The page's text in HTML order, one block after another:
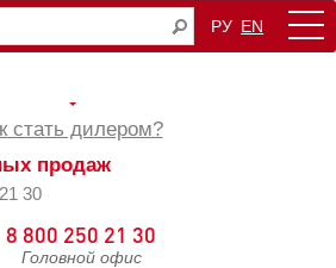
РУ EN
стать дилером?
продаж
30
8 800 250 21 30
Головной офис